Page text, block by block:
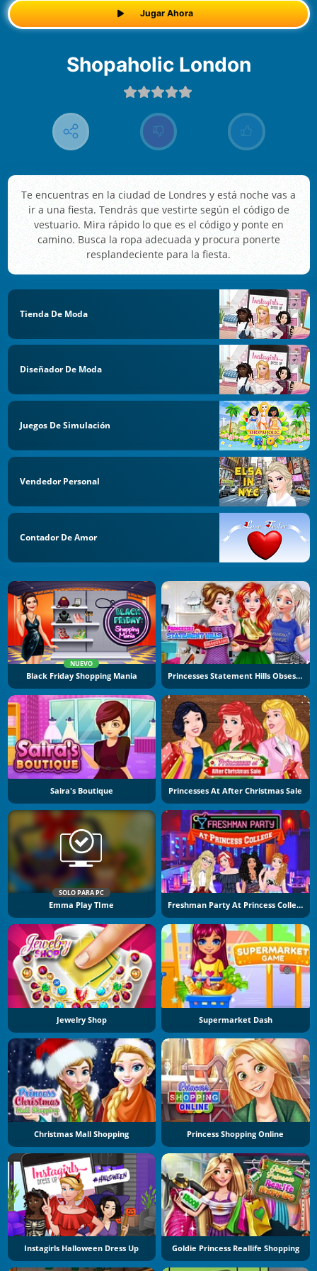
Jugar Ahora
Shopaholic London
Te encuentras en la ciudad de Londres y está noche vas a
ir a una fiesta. Tendrás que vestirte según el código de
vestuario. Mira rápido lo que es el código y ponte en
camino. Busca la ropa adecuada y procura ponerte
resplandeciente para la fiesta.
Tienda De Moda
Diseñador De Moda
Juegos De Simulación
Vendedor Personal
Contador De Amor
NUEVO
Black Friday Shopping Mania Princesses Statement Hills Obsession
Saira's Boutique Princesses At After Christmas Sale
SOLO PARA PC
Emma Play TIme Freshman Party At Princess College
Jewelry Shop Supermarket Dash
Christmas Mall Shopping Princess Shopping Online
Instagirls Halloween Dress Up Goldie Princess Reallife Shopping